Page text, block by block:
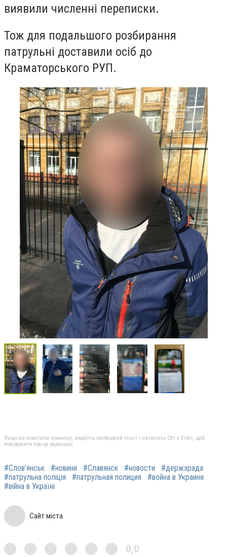
виявили численні переписки.
Тож для подальшого розбирання
патрульні доставили осіб до
Краматорського РУП.
Якщо ви помітили помилку, виділіть необхідний текст і натисніть Ctrl + Enter, щоб
повідомити про це редакцію
#Слов’янськ #новини #Славянск #новости
#держзрада
#патрульна поліція
#патрульная полиция
#война в Украине
#війна в Україні
Сайт міста
0,0